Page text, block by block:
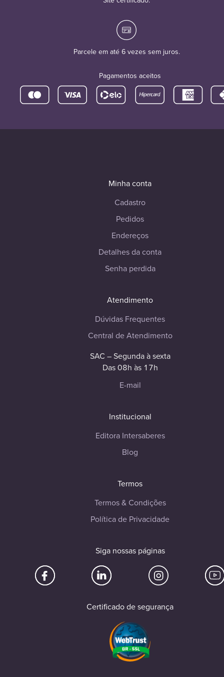
Parcele em até 6 vezes sem juros.
Pagamentos aceitos
Minha conta
Cadastro
Pedidos
Endereços
Detalhes da conta
Senha perdida
Atendimento
Dúvidas Frequentes
Central de Atendimento
SAC – Segunda à sexta
Das 08h às 17h
E-mail
Institucional
Editora Intersaberes
Blog
Termos
Termos & Condições
Política de Privacidade
Siga nossas páginas
Certificado de segurança